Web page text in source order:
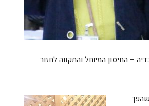
– החיסון המיוחל והתקווה לחזור
שהפך